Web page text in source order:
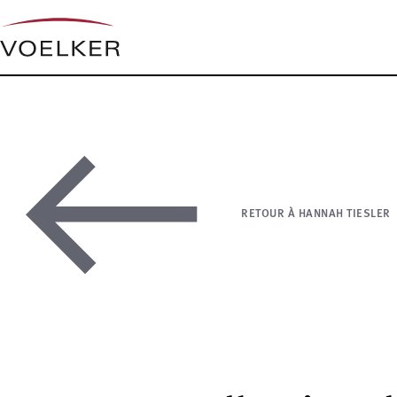
RETOUR À HANNAH TIESLER